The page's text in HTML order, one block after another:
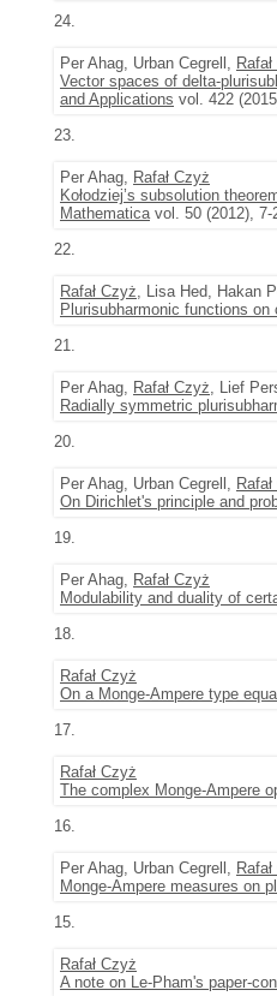
24.
Per Ahag, Urban Cegrell,
Vector spaces of delta-
and Applications vol. 422
23.
Per Ahag, Rafał Czyż
Kołodziej’s subsolution
Mathematicavol. 50 (2012), 7-
22.
Rafał Czyż, Lisa Hed, Hakan
Plurisubharmonic functions on
21.
Per Ahag, Rafał Czyż, Lief
Radially symmetric
20.
Per Ahag, Urban Cegrell,
On Dirichlet's principle and
19.
Per Ahag, Rafał Czyż
Modulability and duality of
18.
Rafał Czyż
On a Monge-Ampere type
17.
Rafał Czyż
The complex Monge-Ampere
16.
Per Ahag, Urban Cegrell,
Monge-Ampere measures on
15.
Rafał Czyż
A note on Le-Pham's paper-